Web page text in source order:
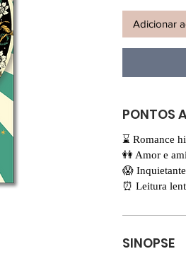
Adicionar
PONTOS
⌛️ Romance
👭 Amor e
😱 Inquietante
⏰ Leitura
SINOPSE